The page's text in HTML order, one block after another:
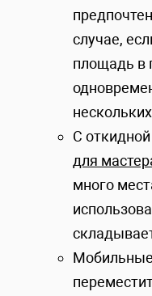
случае,
площадь в
С
для
много